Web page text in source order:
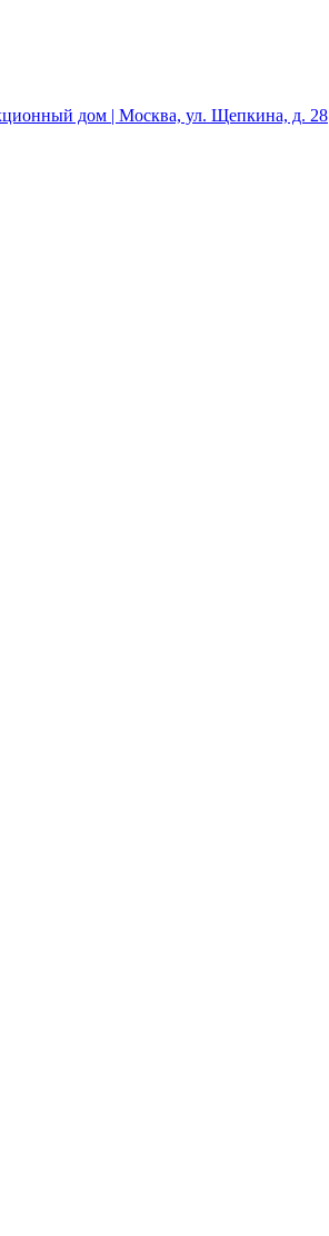
дом | Москва, ул. Щепкина, д. 28